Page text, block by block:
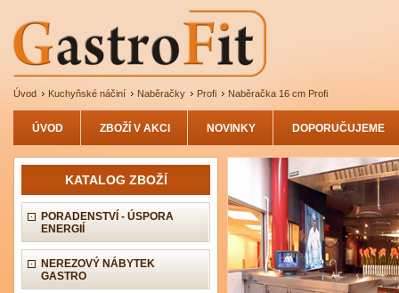
Úvod Kuchyňské náčiní Naběračky Profi Naběračka 16 cm Profi
ÚVOD ZBOŽÍ V AKCI NOVINKY DOPORUČUJEME
KATALOG ZBOŽÍ
PORADENSTVÍ - ÚSPORA
ENERGIÍ
NEREZOVÝ NÁBYTEK
GASTRO